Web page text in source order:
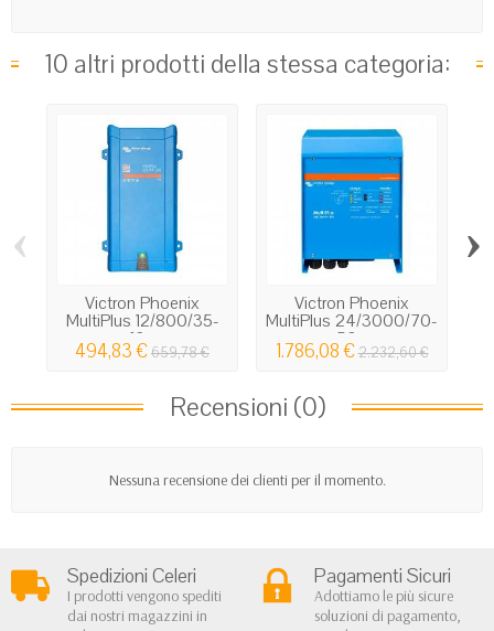
10 altri prodotti della stessa categoria:
Victron Phoenix
MultiPlus 12/800/35-
16...
494,83 €659,78 €
Victron Phoenix
MultiPlus 24/3000/70-
50...
1.786,08 €2.232,60 €
‹ ›
Recensioni (0)
Nessuna recensione dei clienti per il momento.
Spedizioni Celeri
I prodotti vengono spediti
dai nostri magazzini in
Pagamenti Sicuri
Adottiamo le più sicure
soluzioni di pagamento,